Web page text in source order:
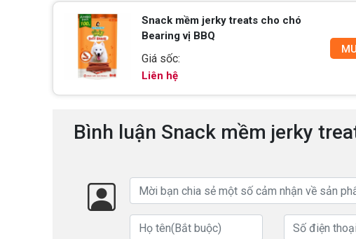
Snack mềm jerky treats cho chó
Bearing vị BBQ
Giá sốc:
Liên hệ
Bình luận Snack mềm jerky